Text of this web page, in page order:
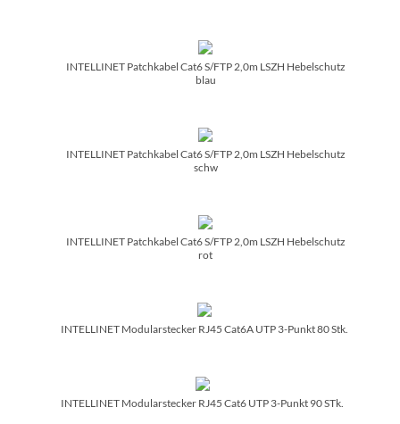
INTELLINET Patchkabel Cat6 S/­FTP 2,0m LSZH Hebelschutz
blau
INTELLINET Patchkabel Cat6 S/­FTP 2,0m LSZH Hebelschutz
schw
INTELLINET Patchkabel Cat6 S/­FTP 2,0m LSZH Hebelschutz
rot
INTELLINET Modularstecker RJ45 Cat6A UTP 3-Punkt 80 Stk.
INTELLINET Modularstecker RJ45 Cat6 UTP 3-Punkt 90 STk.